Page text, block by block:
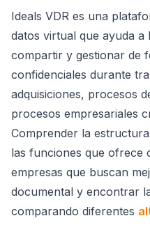
Ideals VDR es una
datos virtual que ayuda a
compartir y gestionar de
confidenciales durante
adquisiciones, procesos
procesos empresariales
Comprender la
las funciones que ofrece
empresas que buscan
documental y encontrar
comparando diferentes